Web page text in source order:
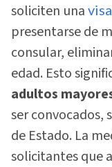
soliciten una
presentarse de
consular,
edad. Esto
adultos
ser
de Estado. La
solicitantes que